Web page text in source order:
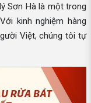
Sơn Hà là một trong
kinh nghiệm hàng
Việt, chúng tôi tự